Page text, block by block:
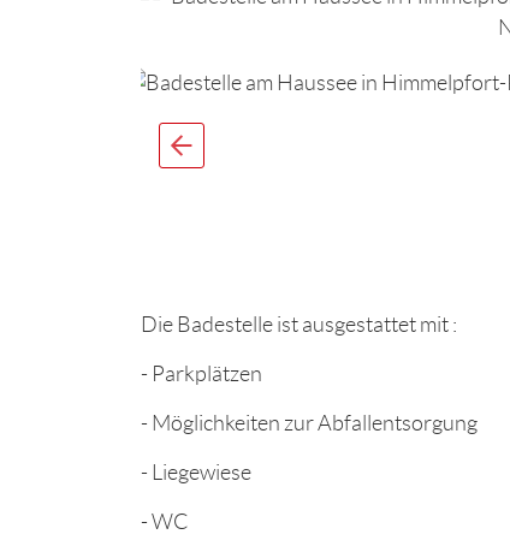
Die Badestelle ist ausgestattet mit :
- Parkplätzen
- Möglichkeiten zur Abfallentsorgung
- Liegewiese
- WC